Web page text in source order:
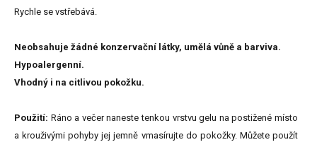
Rychle se vstřebává.
Neobsahuje žádné konzervační látky, umělá vůně a barviva.
Hypoalergenní.
Vhodný i na citlivou pokožku.
Použití: Ráno a večer naneste tenkou vrstvu gelu na postižené místo
a krouživými pohyby jej jemně vmasírujte do pokožky. Můžete použít